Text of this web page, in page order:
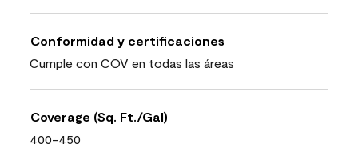
Conformidad y certificaciones
Cumple con COV en todas las áreas
Coverage (Sq. Ft./Gal)
400-450